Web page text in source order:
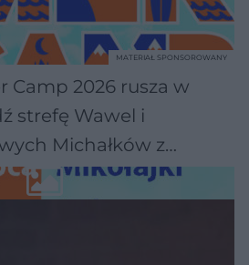
Camp 2026 rusza w
strefę Wawel i
Michałków z
MATERIAŁ SPONSOROWANY